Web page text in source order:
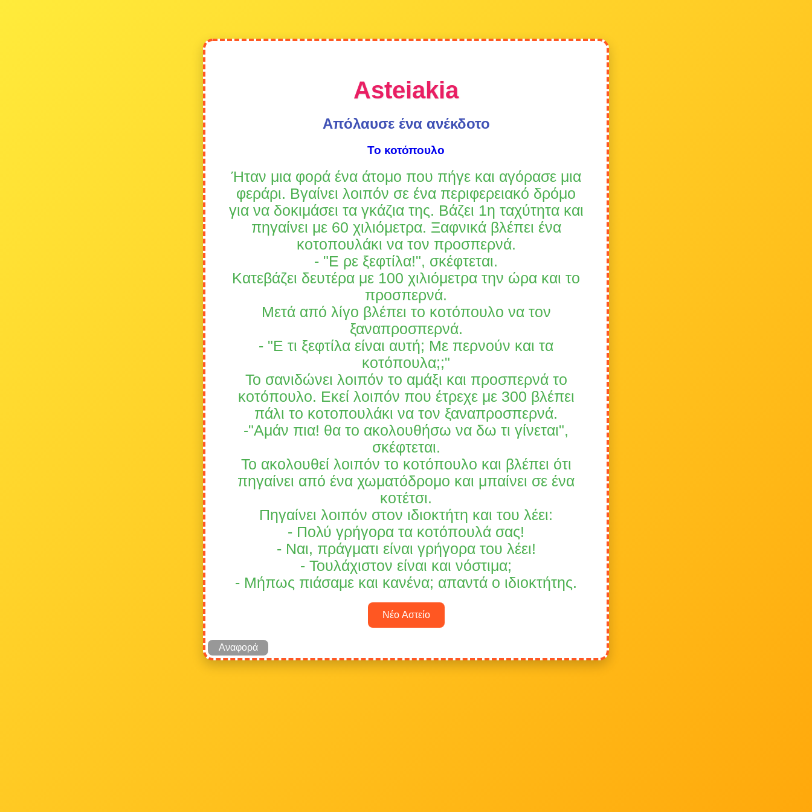
Asteiakia
Απόλαυσε ένα ανέκδοτο
Το κοτόπουλο
Ήταν μια φορά ένα άτομο που πήγε και αγόρασε μια
φεράρι. Βγαίνει λοιπόν σε ένα περιφερειακό δρόμο
για να δοκιμάσει τα γκάζια της. Βάζει 1η ταχύτητα και
πηγαίνει με 60 χιλιόμετρα. Ξαφνικά βλέπει ένα
κοτοπουλάκι να τον προσπερνά.
- "Ε ρε ξεφτίλα!", σκέφτεται.
Κατεβάζει δευτέρα με 100 χιλιόμετρα την ώρα και το
προσπερνά.
Μετά από λίγο βλέπει το κοτόπουλο να τον
ξαναπροσπερνά.
- "Ε τι ξεφτίλα είναι αυτή; Με περνούν και τα
κοτόπουλα;;"
Το σανιδώνει λοιπόν το αμάξι και προσπερνά το
κοτόπουλο. Εκεί λοιπόν που έτρεχε με 300 βλέπει
πάλι το κοτοπουλάκι να τον ξαναπροσπερνά.
-"Αμάν πια! θα το ακολουθήσω να δω τι γίνεται",
σκέφτεται.
Το ακολουθεί λοιπόν το κοτόπουλο και βλέπει ότι
πηγαίνει από ένα χωματόδρομο και μπαίνει σε ένα
κοτέτσι.
Πηγαίνει λοιπόν στον ιδιοκτήτη και του λέει:
- Πολύ γρήγορα τα κοτόπουλά σας!
- Ναι, πράγματι είναι γρήγορα του λέει!
- Τουλάχιστον είναι και νόστιμα;
- Μήπως πιάσαμε και κανένα; απαντά ο ιδιοκτήτης.
Νέο Αστείο
Αναφορά